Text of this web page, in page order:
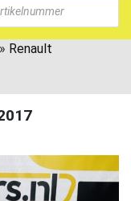
» Renault